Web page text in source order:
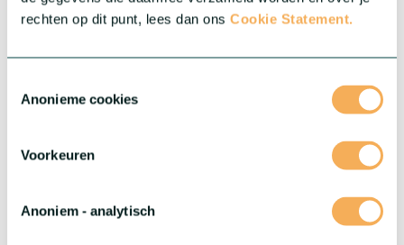
rechten op dit punt, lees dan ons Cookie Statement.
Anonieme cookies
Voorkeuren
Anoniem - analytisch